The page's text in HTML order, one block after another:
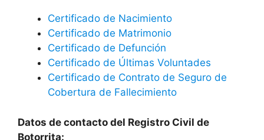
Certificado de Nacimiento
Certificado de Matrimonio
Certificado de Defunción
Certificado de Últimas Voluntades
Certificado de Contrato de Seguro de
Cobertura de Fallecimiento
Datos de contacto del Registro Civil de
Botorrita: